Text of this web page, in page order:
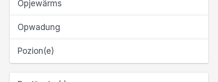
Opjewärms
Opwadung
Pozion(e)